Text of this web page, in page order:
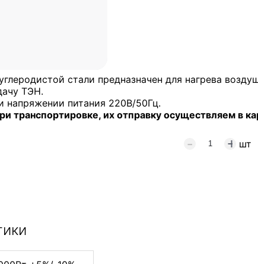
стали предназначен для нагрева
ТЭН.
питания 220В/50Гц.
транспортировке, их отправку осуществляем в
шт